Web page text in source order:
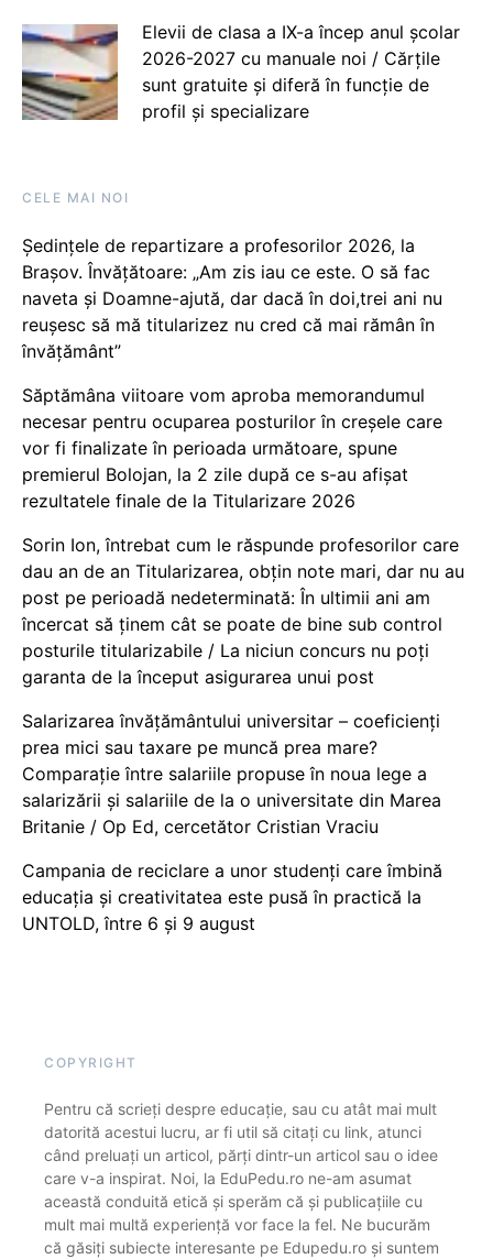
Elevii de clasa a IX-a încep anul școlar
2026-2027 cu manuale noi / Cărțile
sunt gratuite și diferă în funcție de
profil și specializare
CELE MAI NOI
Ședințele de repartizare a profesorilor 2026, la
Brașov. Învățătoare: „Am zis iau ce este. O să fac
naveta și Doamne-ajută, dar dacă în doi,trei ani nu
reușesc să mă titularizez nu cred că mai rămân în
învățământ”
Săptămâna viitoare vom aproba memorandumul
necesar pentru ocuparea posturilor în creșele care
vor fi finalizate în perioada următoare, spune
premierul Bolojan, la 2 zile după ce s-au afișat
rezultatele finale de la Titularizare 2026
Sorin Ion, întrebat cum le răspunde profesorilor care
dau an de an Titularizarea, obțin note mari, dar nu au
post pe perioadă nedeterminată: În ultimii ani am
încercat să ținem cât se poate de bine sub control
posturile titularizabile / La niciun concurs nu poți
garanta de la început asigurarea unui post
Salarizarea învățământului universitar – coeficienți
prea mici sau taxare pe muncă prea mare?
Comparație între salariile propuse în noua lege a
salarizării și salariile de la o universitate din Marea
Britanie / Op Ed, cercetător Cristian Vraciu
Campania de reciclare a unor studenți care îmbină
educația și creativitatea este pusă în practică la
UNTOLD, între 6 și 9 august
COPYRIGHT
Pentru că scrieți despre educație, sau cu atât mai mult
datorită acestui lucru, ar fi util să citați cu link, atunci
când preluați un articol, părți dintr-un articol sau o idee
care v-a inspirat. Noi, la EduPedu.ro ne-am asumat
această conduită etică și sperăm că și publicațiile cu
mult mai multă experiență vor face la fel. Ne bucurăm
că găsiți subiecte interesante pe Edupedu.ro și suntem